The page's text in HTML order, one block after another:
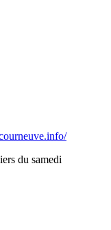
du samedi